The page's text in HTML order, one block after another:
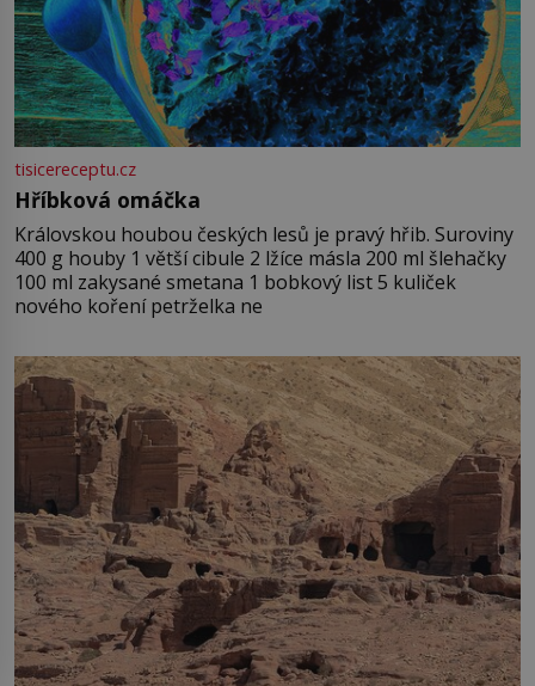
tisicereceptu.cz
Hříbková omáčka
Královskou houbou českých lesů je pravý hřib. Suroviny
400 g houby 1 větší cibule 2 lžíce másla 200 ml šlehačky
100 ml zakysané smetana 1 bobkový list 5 kuliček
nového koření petrželka ne